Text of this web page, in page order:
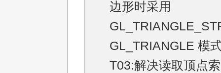
边形时采用
GL_TRIANGLE 模
T03:解决读取顶点